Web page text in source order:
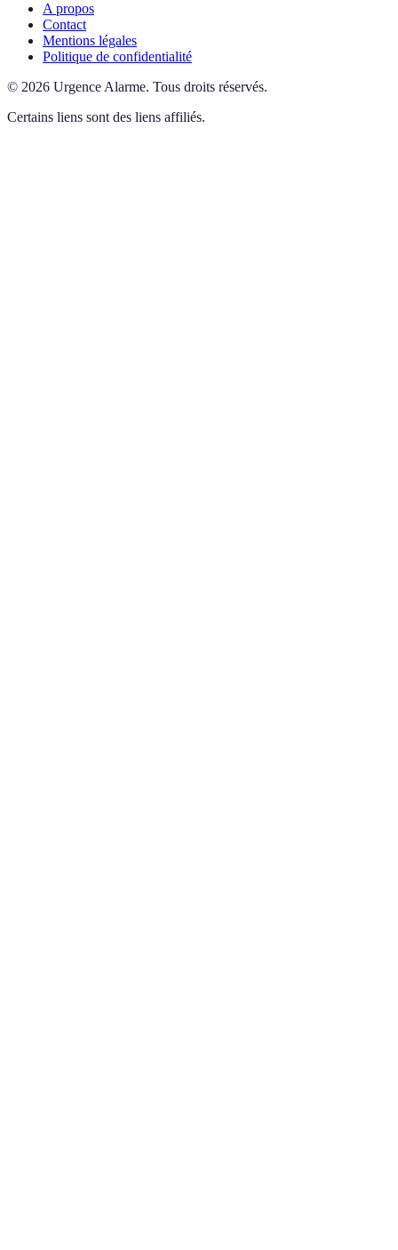
A propos
Contact
Mentions légales
Politique de confidentialité
© 2026 Urgence Alarme. Tous droits réservés.
Certains liens sont des liens affiliés.